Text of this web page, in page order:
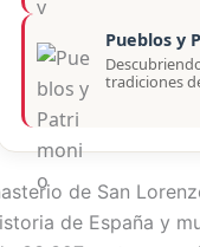
Pueblos y
tradiciones
de San
de España y